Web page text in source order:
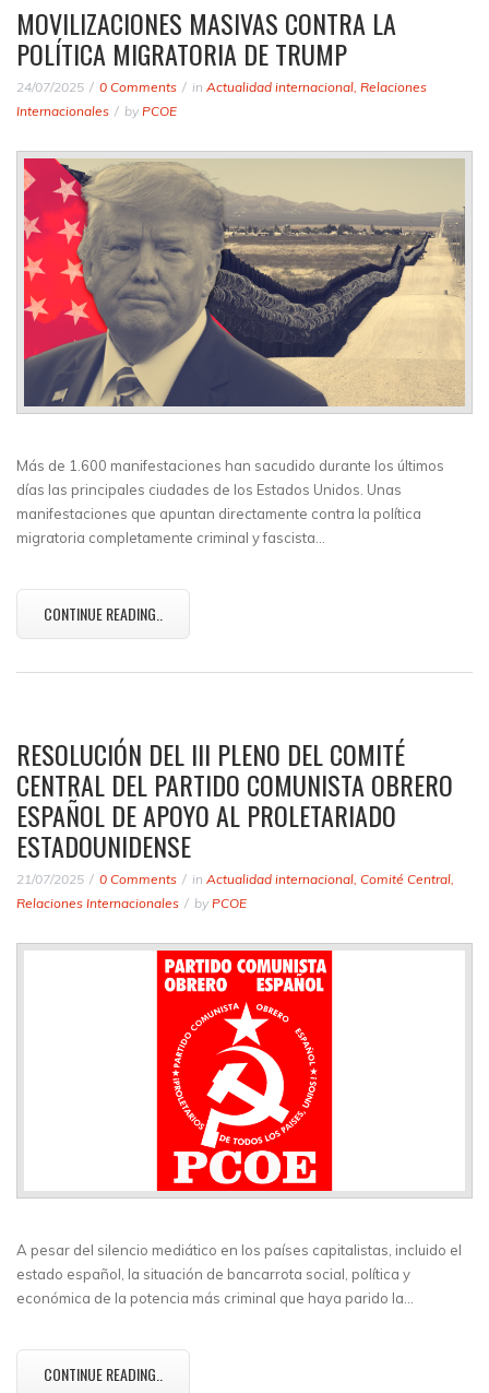
MOVILIZACIONES MASIVAS CONTRA LA
POLÍTICA MIGRATORIA DE TRUMP
24/07/2025 0 Comments in Actualidad internacional, Relaciones
Internacionales
by PCOE
Más de 1.600 manifestaciones han sacudido durante los últimos
días las principales ciudades de los Estados Unidos. Unas
manifestaciones que apuntan directamente contra la política
migratoria completamente criminal y fascista…
CONTINUE READING..
RESOLUCIÓN DEL III PLENO DEL COMITÉ
CENTRAL DEL PARTIDO COMUNISTA OBRERO
ESPAÑOL DE APOYO AL PROLETARIADO
ESTADOUNIDENSE
21/07/2025 0 Comments in Actualidad internacional, Comité Central,
Relaciones Internacionales
by PCOE
A pesar del silencio mediático en los países capitalistas, incluido el
estado español, la situación de bancarrota social, política y
económica de la potencia más criminal que haya parido la…
CONTINUE READING..